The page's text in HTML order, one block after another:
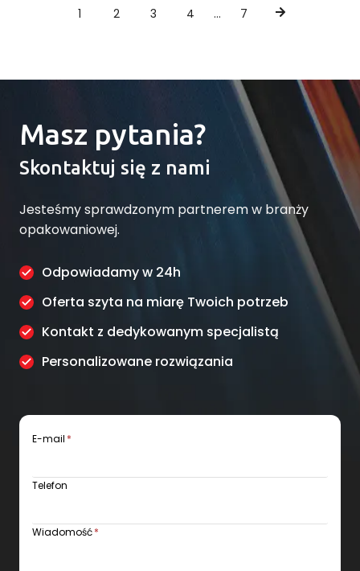
P
n
a
i
a
t
i
o
1 2 3 4 … 7
Masz pytania?
Skontaktuj się z nami
Jesteśmy sprawdzonym partnerem w branży
opakowaniowej.
Odpowiadamy w 24h
Oferta szyta na miarę Twoich potrzeb
Kontakt z dedykowanym specjalistą
Personalizowane rozwiązania
E-mail *
Telefon
Wiadomość*